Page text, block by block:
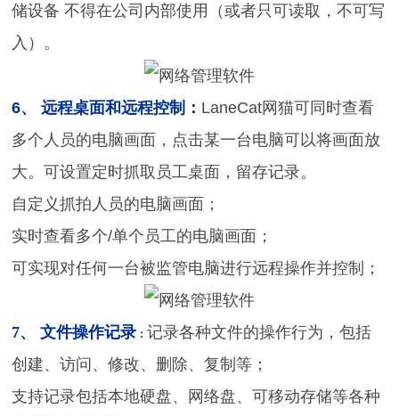
储设备 不得在公司内部使用（或者只可读取，不可写
入）。
6、 远程桌面和远程控制： LaneCat网猫可同时查看
多个人员的电脑画面，点击某一台电脑可以将画面放
大。可设置定时抓取员工桌面，留存记录。
自定义抓拍人员的电脑画面；
实时查看多个/单个员工的电脑画面；
可实现对任何一台被监管电脑进行远程操作并控制；
7、 文件操作记录 ：记录各种文件的操作行为，包括
创建、访问、修改、删除、复制等；
支持记录包括本地硬盘、网络盘、可移动存储等各种